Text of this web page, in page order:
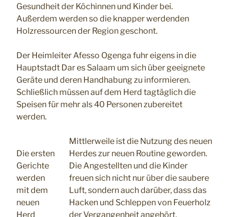
Gesundheit der Köchinnen und Kinder bei.
Außerdem werden so die knapper werdenden
Holzressourcen der Region geschont.
Der Heimleiter Afesso Ogenga fuhr eigens in die
Hauptstadt Dar es Salaam um sich über geeignete
Geräte und deren Handhabung zu informieren.
Schließlich müssen auf dem Herd tagtäglich die
Speisen für mehr als 40 Personen zubereitet
werden.
Die ersten
Gerichte
werden
mit dem
neuen
Herd
Mittlerweile ist die Nutzung des neuen
Herdes zur neuen Routine geworden.
Die Angestellten und die Kinder
freuen sich nicht nur über die saubere
Luft, sondern auch darüber, dass das
Hacken und Schleppen von Feuerholz
der Vergangenheit angehört.